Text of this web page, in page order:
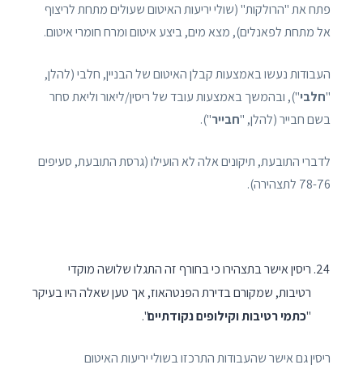
פתח את "הרולקות" (שולי יריעות האיטום שעולים מתחת לריצוף
אל מתחת לפאנלים), מצא מים, ביצע איטום ומרח חומרי איטום.
העבודות נעשו באמצעות קבלן האיטום של הבניין, חלבי (להלן,
"חלבי"), ובהמשך באמצעות עובד של ריסין/ליאור וליאת סחר
בשם חבייר (להלן, "חבייר").
לדברי התובעת, תיקונים אלה לא הועילו (גרסת התובעת, סעיפים
78-76 לתצהירה).
ריסין אישר בתצהירו כי בחורף זה התגלו שלושה מוקדי
רטיבות, שמקורם בדירת הפנטהאוז, אך טען שאלה היו בעיקר
"כתמי רטיבות וקילופים נקודתיים".
ריסין גם אישר שהעבודות התרכזו בשולי יריעות האיטום